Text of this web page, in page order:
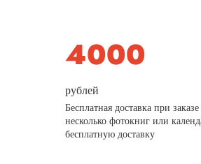
рублей
Бесплатная доставка при
несколько фотокниг или
бесплатную доставку